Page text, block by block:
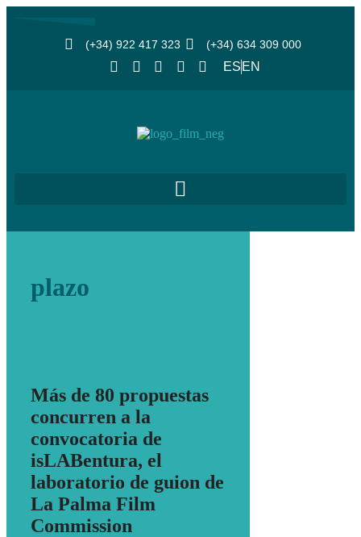
(+34) 922 417 323 (+34) 634 309 000
ES EN
plazo
Más de 80 propuestas
concurren a la
convocatoria de
isLABentura, el
laboratorio de guion de
La Palma Film
Commission